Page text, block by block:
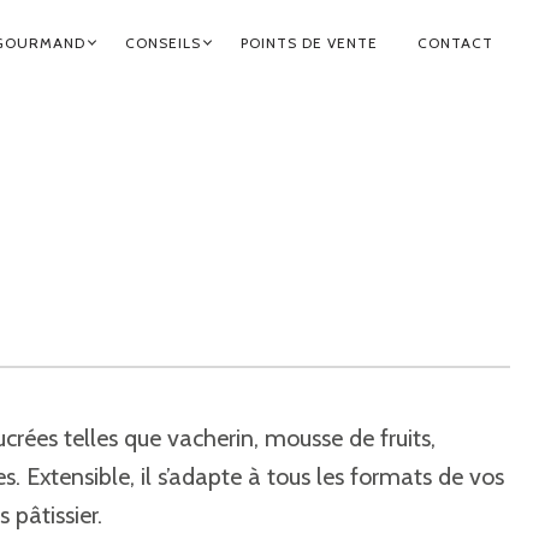
CONSEILS POINTS DE VENTE CONTACT
telles que vacherin, mousse de fruits,
Extensible, il s’adapte à tous les formats de vos
pâtissier.